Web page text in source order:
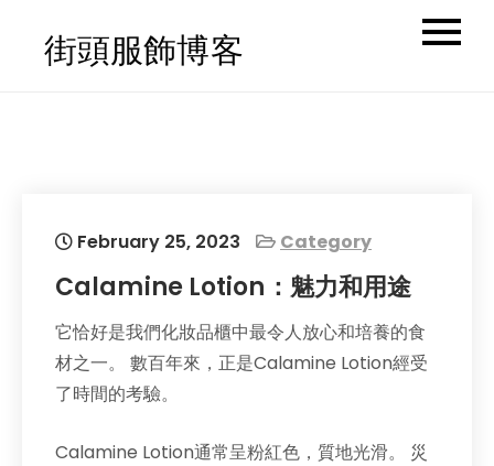
街頭服飾博客
February 25, 2023 Category
Calamine Lotion：魅力和用途
它恰好是我們化妝品櫃中最令人放心和培養的食
材之一。 數百年來，正是Calamine Lotion經受
了時間的考驗。
Calamine Lotion通常呈粉紅色，質地光滑。 災